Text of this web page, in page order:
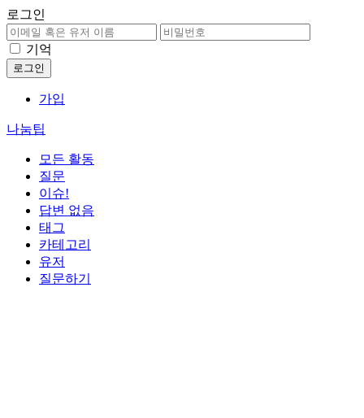
로그인
기억
가입
나눔팁
모든 활동
질문
이슈!
답변 없음
태그
카테고리
유저
질문하기